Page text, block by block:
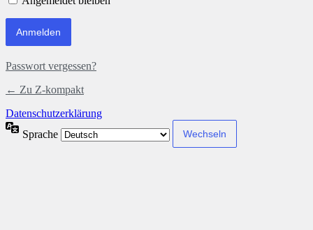
Passwort vergessen?
← Zu Z-kompakt
Datenschutzerklärung
Sprache